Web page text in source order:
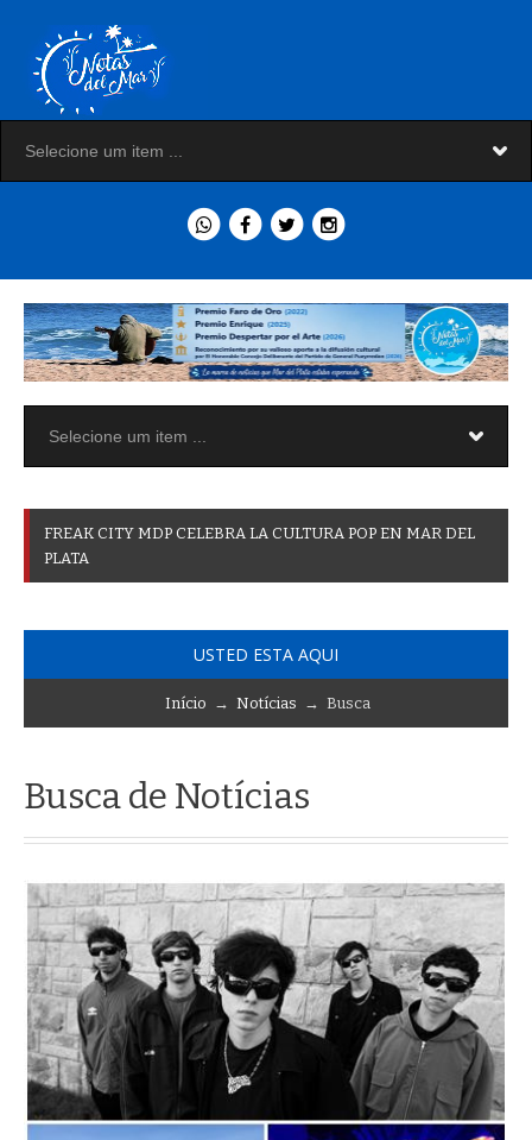
FREAK CITY MDP CELEBRA LA CULTURA POP EN MAR DEL
PLATA
USTED ESTA AQUI
Início → Notícias → Busca
Busca de Notícias